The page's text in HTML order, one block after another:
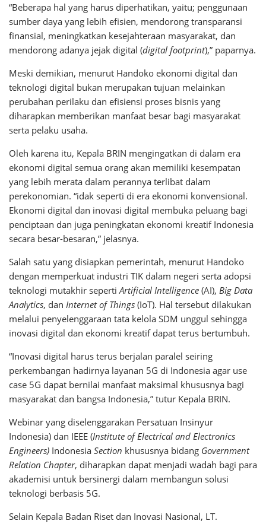
“Beberapa hal yang harus diperhatikan, yaitu; penggunaan
sumber daya yang lebih efisien, mendorong transparansi
finansial, meningkatkan kesejahteraan masyarakat, dan
mendorong adanya jejak digital (digital footprint),” paparnya.
Meski demikian, menurut Handoko ekonomi digital dan
teknologi digital bukan merupakan tujuan melainkan
perubahan perilaku dan efisiensi proses bisnis yang
diharapkan memberikan manfaat besar bagi masyarakat
serta pelaku usaha.
Oleh karena itu, Kepala BRIN mengingatkan di dalam era
ekonomi digital semua orang akan memiliki kesempatan
yang lebih merata dalam perannya terlibat dalam
perekonomian. “idak seperti di era ekonomi konvensional.
Ekonomi digital dan inovasi digital membuka peluang bagi
penciptaan dan juga peningkatan ekonomi kreatif Indonesia
secara besar-besaran,” jelasnya.
Salah satu yang disiapkan pemerintah, menurut Handoko
dengan memperkuat industri TIK dalam negeri serta adopsi
teknologi mutakhir seperti Artificial Intelligence (AI), Big Data
Analytics, dan Internet of Things (IoT). Hal tersebut dilakukan
melalui penyelenggaraan tata kelola SDM unggul sehingga
inovasi digital dan ekonomi kreatif dapat terus bertumbuh.
“Inovasi digital harus terus berjalan paralel seiring
perkembangan hadirnya layanan 5G di Indonesia agar use
case 5G dapat bernilai manfaat maksimal khususnya bagi
masyarakat dan bangsa Indonesia,” tutur Kepala BRIN.
Webinar yang diselenggarakan Persatuan Insinyur
Indonesia) dan IEEE (Institute of Electrical and Electronics
Engineers) Indonesia Section khususnya bidang Government
Relation Chapter, diharapkan dapat menjadi wadah bagi para
akademisi untuk bersinergi dalam membangun solusi
teknologi berbasis 5G.
Selain Kepala Badan Riset dan Inovasi Nasional, LT.